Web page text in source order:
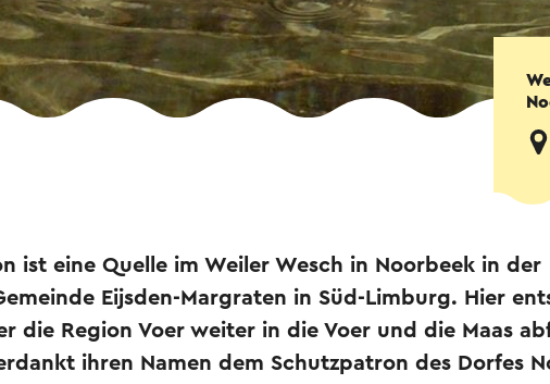
ist eine Quelle im Weiler Wesch in Noorbeek in der
Eijsden-Margraten in Süd-Limburg. Hier
die Region Voer weiter in die Voer und die Maas
ihren Namen dem Schutzpatron des Dorfes